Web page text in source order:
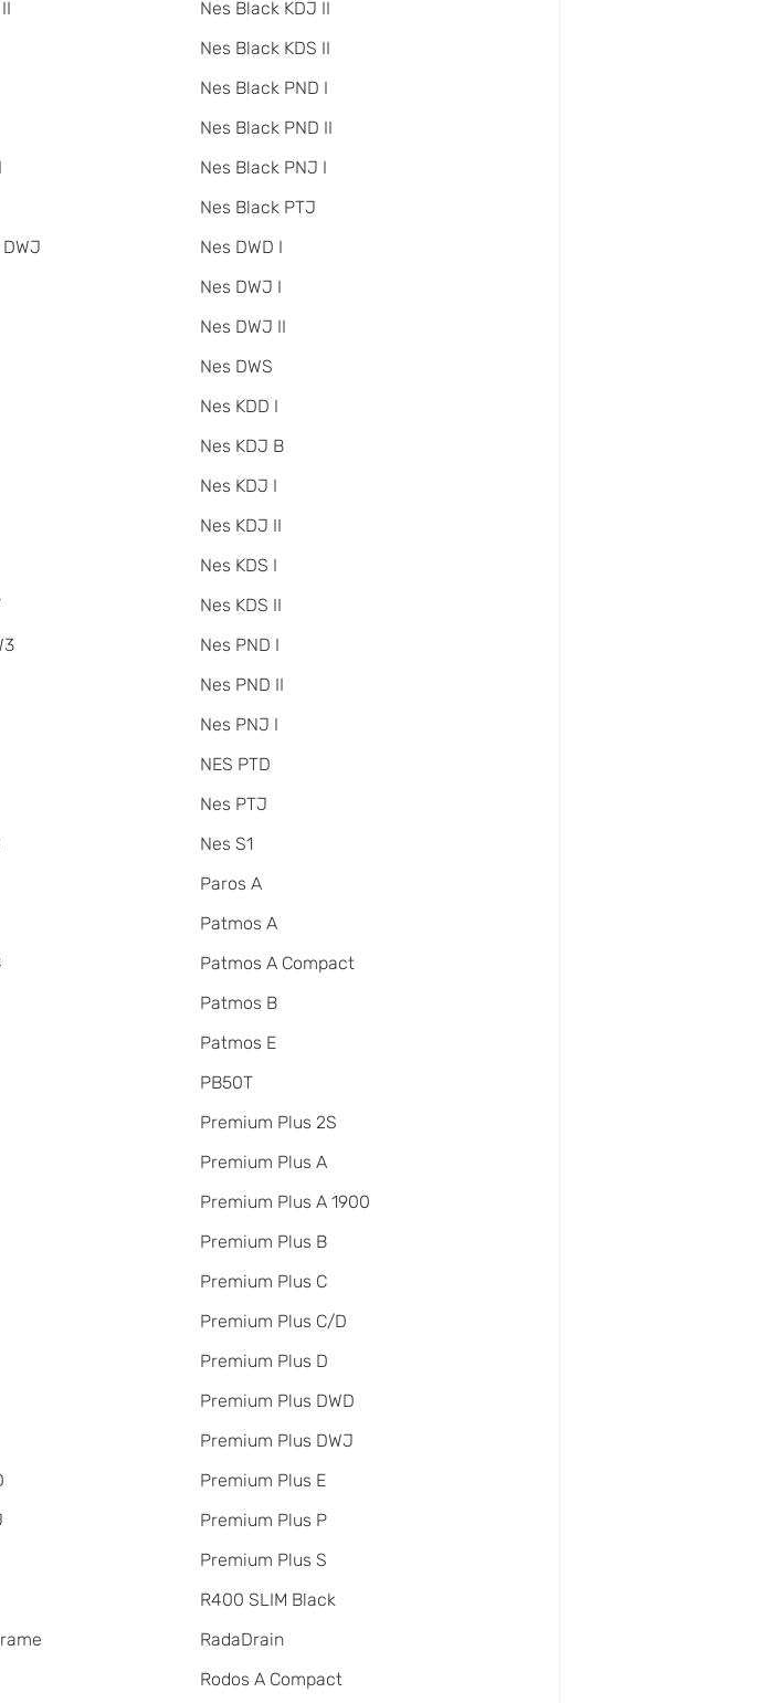
Nes Black KDJ II
Nes Black KDS II
Nes Black PND I
Nes Black PND II
Nes Black PNJ I
Nes Black PTJ
Nes DWD I
Nes DWJ I
Nes DWJ II
Nes DWS
Nes KDD I
Nes KDJ B
Nes KDJ I
Nes KDJ II
Nes KDS I
Nes KDS II
Nes PND I
Nes PND II
Nes PNJ I
NES PTD
Nes PTJ
Nes S1
Paros A
Patmos A
Patmos A Compact
Patmos B
Patmos E
PB50T
Premium Plus 2S
Premium Plus A
Premium Plus A 1900
Premium Plus B
Premium Plus C
Premium Plus C/D
Premium Plus D
Premium Plus DWD
Premium Plus DWJ
Premium Plus E
Premium Plus P
Premium Plus S
R400 SLIM Black
RadаDrain
Rodos A Compact